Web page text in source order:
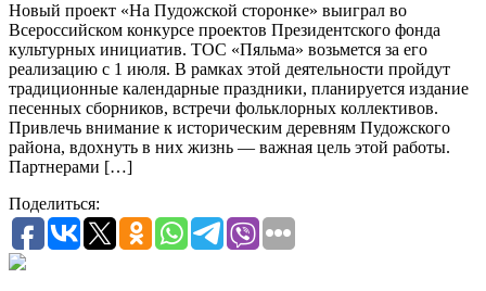
Новый проект «На Пудожской сторонке» выиграл во
Всероссийском конкурсе проектов Президентского фонда
культурных инициатив. ТОС «Пяльма» возьмется за его
реализацию с 1 июля. В рамках этой деятельности пройдут
традиционные календарные праздники, планируется издание
песенных сборников, встречи фольклорных коллективов.
Привлечь внимание к историческим деревням Пудожского
района, вдохнуть в них жизнь — важная цель этой работы.
Партнерами […]
Поделиться: